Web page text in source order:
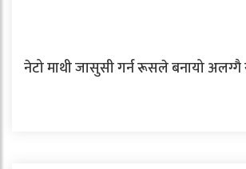
नेटो माथी जासुसी गर्न रूसले बनायो